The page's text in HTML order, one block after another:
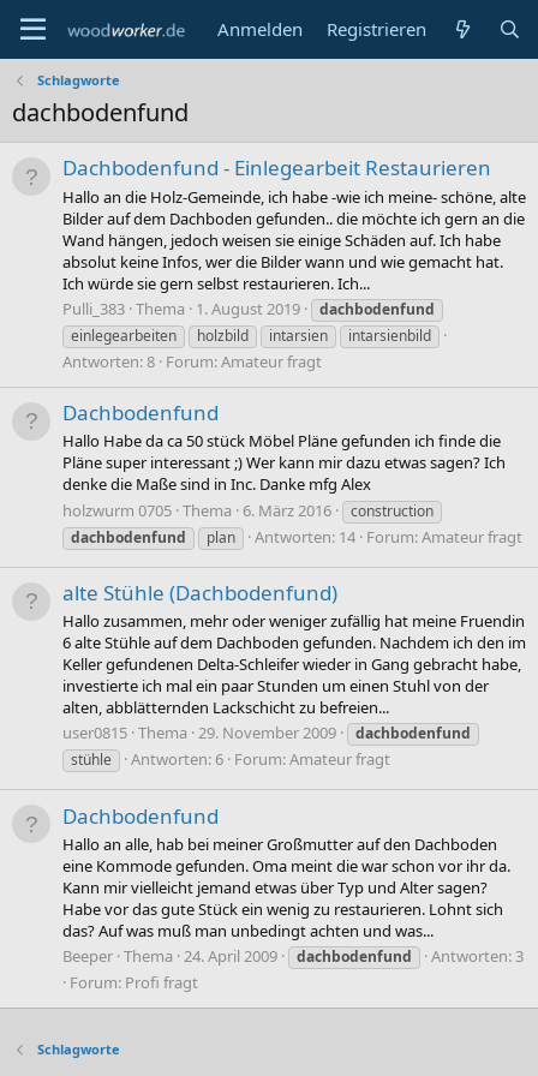
Anmelden Registrieren
Schlagworte
dachbodenfund
Dachbodenfund - Einlegearbeit Restaurieren
Hallo an die Holz-Gemeinde, ich habe -wie ich meine- schöne, alte
Bilder auf dem Dachboden gefunden.. die möchte ich gern an die
Wand hängen, jedoch weisen sie einige Schäden auf. Ich habe
absolut keine Infos, wer die Bilder wann und wie gemacht hat.
Ich würde sie gern selbst restaurieren. Ich...
Pulli_383 Thema 1. August 2019
dachbodenfund
einlegearbeiten
holzbild intarsien intarsienbild
Antworten: 8 Forum:Amateur fragt
Dachbodenfund
Hallo Habe da ca 50 stück Möbel Pläne gefunden ich finde die
Pläne super interessant ;) Wer kann mir dazu etwas sagen? Ich
denke die Maße sind in Inc. Danke mfg Alex
holzwurm 0705 Thema 6. März 2016
construction
dachbodenfund
plan Antworten: 14 Forum:Amateur fragt
alte Stühle (Dachbodenfund)
Hallo zusammen, mehr oder weniger zufällig hat meine Fruendin
6 alte Stühle auf dem Dachboden gefunden. Nachdem ich den im
Keller gefundenen Delta-Schleifer wieder in Gang gebracht habe,
investierte ich mal ein paar Stunden um einen Stuhl von der
alten, abblätternden Lackschicht zu befreien...
user0815 Thema 29. November 2009
dachbodenfund
stühle
Antworten: 6 Forum:Amateur fragt
Dachbodenfund
Hallo an alle, hab bei meiner Großmutter auf den Dachboden
eine Kommode gefunden. Oma meint die war schon vor ihr da.
Kann mir vielleicht jemand etwas über Typ und Alter sagen?
Habe vor das gute Stück ein wenig zu restaurieren. Lohnt sich
das? Auf was muß man unbedingt achten und was...
Beeper Thema 24. April 2009 dachbodenfund
Antworten: 3
Forum: Profi fragt
Schlagworte